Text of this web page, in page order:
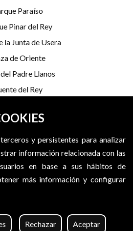
y persistentes para analizar
información relacionada con las
en base a sus hábitos de
más información y configurar
Rechazar Aceptar
Paraíso
Pinar del Rey
la Junta de Usera
de Oriente
Padre Llanos
del Rey
sujeta a cambios
X (Twitter)
Instagram
Facebook
webPolítica de cookies